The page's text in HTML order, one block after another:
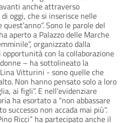
anche attraverso
oggi, che si inserisce nelle
Sono le parole del
aperto a Palazzo delle Marche
organizzato dalla
con la collaborazione
– ha sottolineato la
Vitturini - sono quelle che
Non hanno pensato solo a loro
ai figli”. E nell'evidenziare
ha esortato a “non abbassare
successo non accada mai più”.
Ricci” ha partecipato anche il